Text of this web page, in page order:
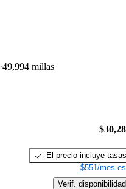
49,994 millas
El precio incluye tasas
$551/mes
Verif. disponibilidad